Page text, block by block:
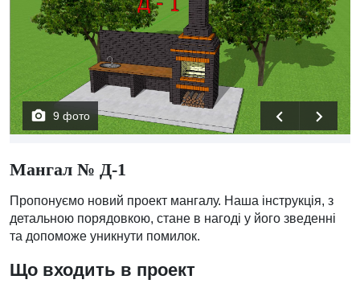
9 фото
Мангал № Д-1
Пропонуємо новий проект мангалу. Наша інструкція, з
детальною порядовкою, стане в нагоді у його зведенні
та допоможе уникнути помилок.
Що входить в проект